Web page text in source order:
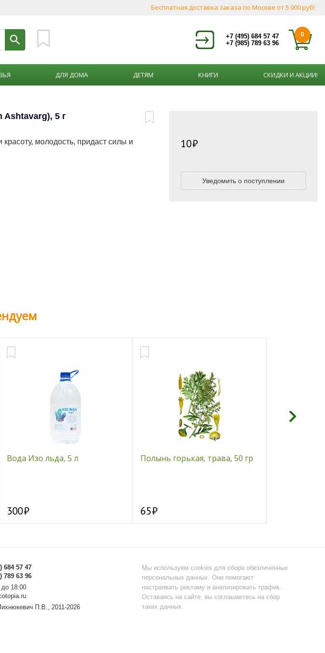
Бесплатная доставка заказа по Москве от 5 000 руб!
+7 (495) 684 57 47
+7 (985) 789 63 96
0
ДЛЯ ДОМА ДЕТЯМ КНИГИ СКИДКИ И АКЦИИ!
5 г
молодость, придаст силы и
10
Уведомить о поступлении
Вода Изо льда, 5 л
300
Полынь горькая, трава, 50 гр
65
684 57 47
789 63 96
до 18:00
П.В., 2011-2026
Мы используем cookies для сбора обезличенных
персональных данных. Они помогают
настраивать рекламу и анализировать трафик.
Оставаясь на сайте, вы соглашаетесь на сбор
таких данных.